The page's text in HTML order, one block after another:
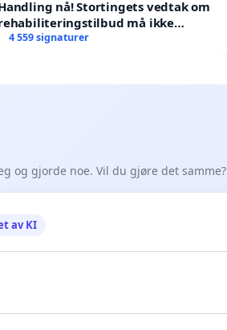
nå! Stortingets vedtak om
må ikke
forkastes.
4 559 signaturer
og gjorde noe. Vil du gjøre det samme?
av KI